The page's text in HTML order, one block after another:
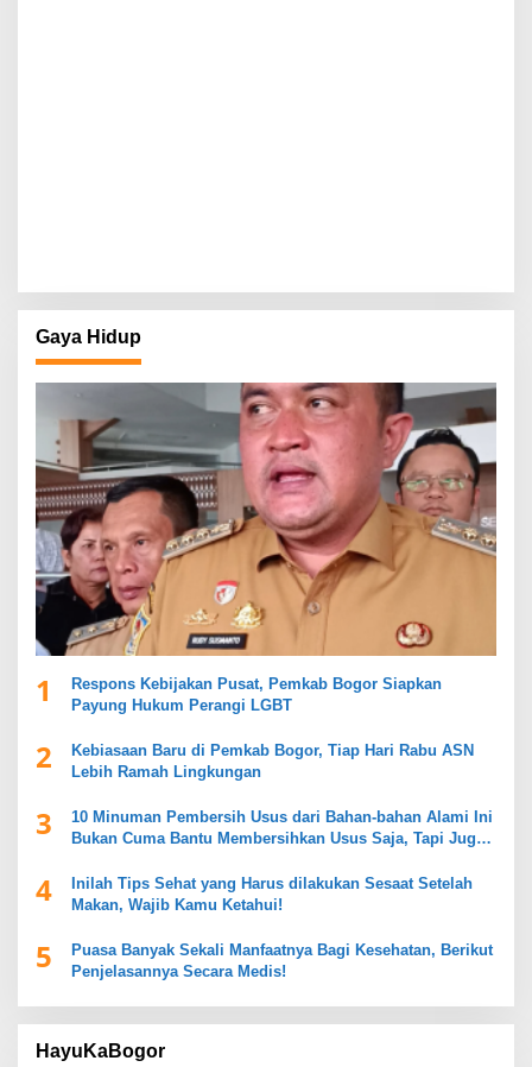
Gaya Hidup
1
Respons Kebijakan Pusat, Pemkab Bogor Siapkan
Payung Hukum Perangi LGBT
2
Kebiasaan Baru di Pemkab Bogor, Tiap Hari Rabu ASN
Lebih Ramah Lingkungan
3
10 Minuman Pembersih Usus dari Bahan-bahan Alami Ini
Bukan Cuma Bantu Membersihkan Usus Saja, Tapi Juga
4
Inilah Tips Sehat yang Harus dilakukan Sesaat Setelah
Makan, Wajib Kamu Ketahui!
5
Puasa Banyak Sekali Manfaatnya Bagi Kesehatan, Berikut
Penjelasannya Secara Medis!
HayuKaBogor